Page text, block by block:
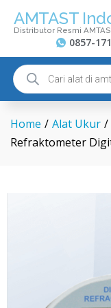
AMTAST
Distributor Resmi
0857-
Home / Alat Ukur /
Refraktometer